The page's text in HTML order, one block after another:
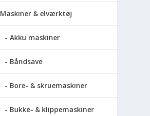
Maskiner & elværktøj
Akku maskiner
Båndsave
Bore- & skruemaskiner
Bukke- & klippemaskiner